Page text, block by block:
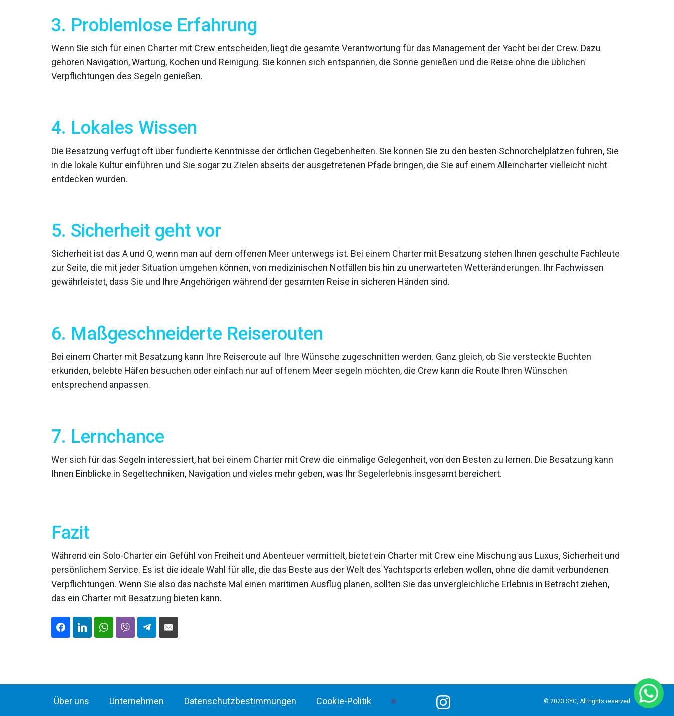
3. Problemlose Erfahrung
Wenn Sie sich für einen Charter mit Crew entscheiden, liegt die gesamte Verantwortung für das Management der Yacht bei der Crew. Dazu
gehören Navigation, Wartung, Kochen und Reinigung. Sie können sich entspannen, die Sonne genießen und die Reise ohne die üblichen
Verpflichtungen des Segeln genießen.
4. Lokales Wissen
Die Besatzung verfügt oft über fundierte Kenntnisse der örtlichen Gegebenheiten. Sie können Sie zu den besten Schnorchelplätzen führen, Sie
in die lokale Kultur einführen und Sie sogar zu Zielen abseits der ausgetretenen Pfade bringen, die Sie auf einem Alleincharter vielleicht nicht
entdecken würden.
5. Sicherheit geht vor
Sicherheit ist das A und O, wenn man auf dem offenen Meer unterwegs ist. Bei einem Charter mit Besatzung stehen Ihnen geschulte Fachleute
zur Seite, die mit jeder Situation umgehen können, von medizinischen Notfällen bis hin zu unerwarteten Wetteränderungen. Ihr Fachwissen
gewährleistet, dass Sie und Ihre Angehörigen während der gesamten Reise in sicheren Händen sind.
6. Maßgeschneiderte Reiserouten
Bei einem Charter mit Besatzung kann Ihre Reiseroute auf Ihre Wünsche zugeschnitten werden. Ganz gleich, ob Sie versteckte Buchten
erkunden, belebte Häfen besuchen oder einfach nur auf offenem Meer segeln möchten, die Crew kann die Route Ihren Wünschen
entsprechend anpassen.
7. Lernchance
Wer sich für das Segeln interessiert, hat bei einem Charter mit Crew die einmalige Gelegenheit, von den Besten zu lernen. Die Besatzung kann
Ihnen Einblicke in Segeltechniken, Navigation und vieles mehr geben, was Ihr Segelerlebnis insgesamt bereichert.
Fazit
Während ein Solo-Charter ein Gefühl von Freiheit und Abenteuer vermittelt, bietet ein Charter mit Crew eine Mischung aus Luxus, Sicherheit und
persönlichem Service. Es ist die ideale Wahl für alle, die das Beste aus der Welt des Yachtsports erleben wollen, ohne die damit verbundenen
Verpflichtungen. Wenn Sie also das nächste Mal einen maritimen Ausflug planen, sollten Sie das unvergleichliche Erlebnis in Betracht ziehen,
das ein Charter mit Besatzung bieten kann.
Über uns Unternehmen Datenschutzbestimmungen Cookie-Politik © 2023 SYC, All rights reserved